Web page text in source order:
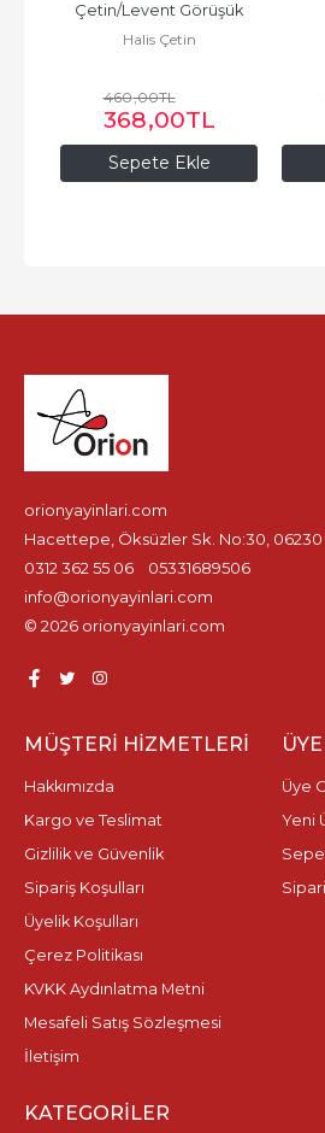
Sepete Ekle
Çetin/Levent Görüşük
Halis Çetin
460,00TL
368,00TL
orionyayinlari.com
Hacettepe, Öksüzler Sk. No:30, 06230
0312 362 55 06
05331689506
info@orionyayinlari.com
© 2026 orionyayinlari.com
MÜŞTERI HIZMETLERI
Hakkımızda
Kargo ve Teslimat
Gizlilik ve Güvenlik
Sipariş Koşulları
Üyelik Koşulları
Çerez Politikası
KVKK Aydınlatma Metni
Mesafeli Satış Sözleşmesi
İletişim
Üye
Yeni
KATEGORILER